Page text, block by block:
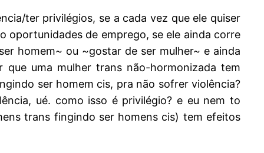
ter privilégios, se a cada vez que ele quiser
oportunidades de emprego, se ele ainda corre
homem~ ou ~gostar de ser mulher~ e ainda
que uma mulher trans não-hormonizada tem
ser homem cis, pra não sofrer violência?
ué. como isso é privilégio? e eu nem to
trans fingindo ser homens cis) tem efeitos